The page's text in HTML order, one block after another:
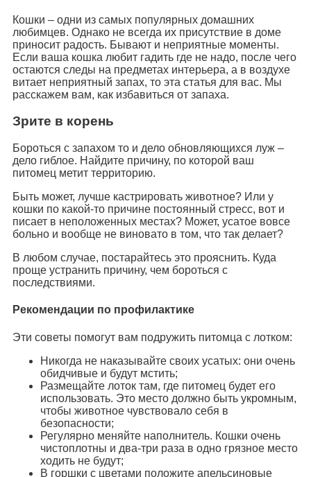
Кошки – одни из самых популярных домашних
любимцев. Однако не всегда их присутствие в доме
приносит радость. Бывают и неприятные моменты.
Если ваша кошка любит гадить где не надо, после чего
остаются следы на предметах интерьера, а в воздухе
витает неприятный запах, то эта статья для вас. Мы
расскажем вам, как избавиться от запаха.
Зрите в корень
Бороться с запахом то и дело обновляющихся луж –
дело гиблое. Найдите причину, по которой ваш
питомец метит территорию.
Быть может, лучше кастрировать животное? Или у
кошки по какой-то причине постоянный стресс, вот и
писает в неположенных местах? Может, усатое вовсе
больно и вообще не виновато в том, что так делает?
В любом случае, постарайтесь это прояснить. Куда
проще устранить причину, чем бороться с
последствиями.
Рекомендации по профилактике
Эти советы помогут вам подружить питомца с лотком:
Никогда не наказывайте своих усатых: они очень
обидчивые и будут мстить;
Размещайте лоток там, где питомец будет его
использовать. Это место должно быть укромным,
чтобы животное чувствовало себя в
безопасности;
Регулярно меняйте наполнитель. Кошки очень
чистоплотны и два-три раза в одно грязное место
ходить не будут;
В горшки с цветами положите апельсиновые